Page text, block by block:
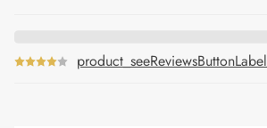
product_seeReviewsButtonLabel